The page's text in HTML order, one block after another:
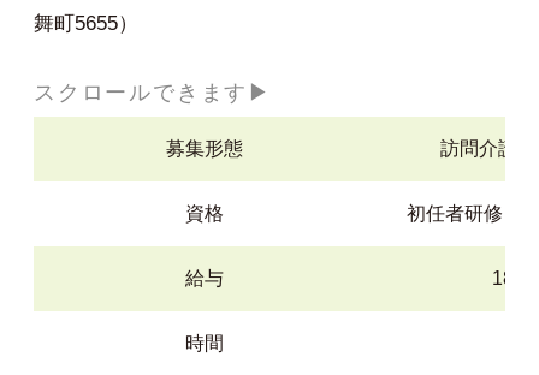
舞町5655）
募集形態 訪問介護
資格 初任者研修（
給与
時間